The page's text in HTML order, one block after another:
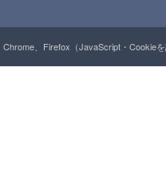
、Firefox（JavaScript・Cookie